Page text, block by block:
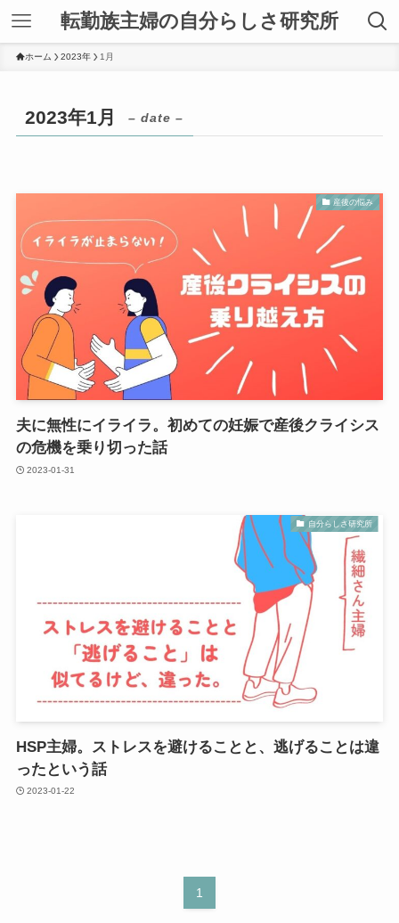
転勤族主婦の自分らしさ研究所
ホーム 2023年 1月
2023年1月 – date –
産後の悩み
夫に無性にイライラ。初めての妊娠で産後クライシス
の危機を乗り切った話
2023-01-31
自分らしさ研究所
HSP主婦。ストレスを避けることと、逃げることは違
ったという話
2023-01-22
1